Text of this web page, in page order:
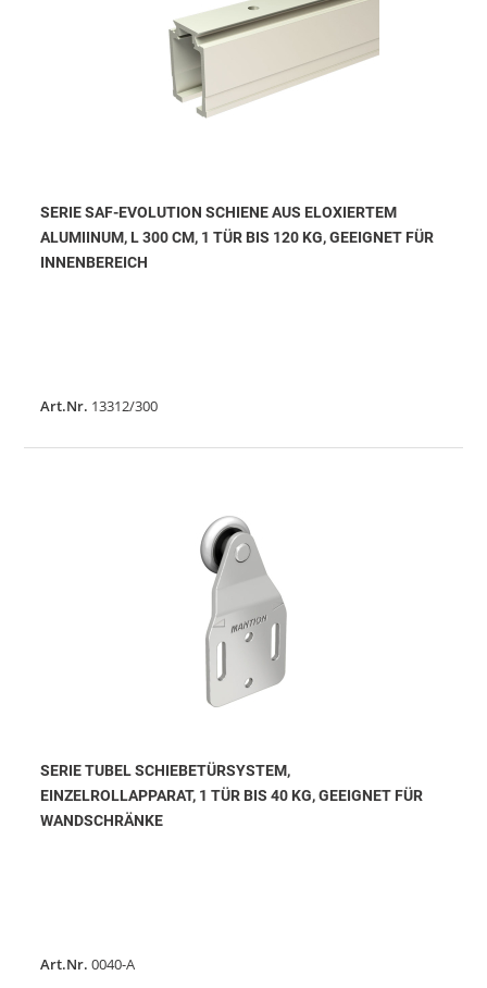
SERIE SAF-EVOLUTION SCHIENE AUS ELOXIERTEM
ALUMIINUM, L 300 CM, 1 TÜR BIS 120 KG, GEEIGNET FÜR
INNENBEREICH
Art.Nr. 13312/300
SERIE TUBEL SCHIEBETÜRSYSTEM,
EINZELROLLAPPARAT, 1 TÜR BIS 40 KG, GEEIGNET FÜR
WANDSCHRÄNKE
Art.Nr. 0040-A